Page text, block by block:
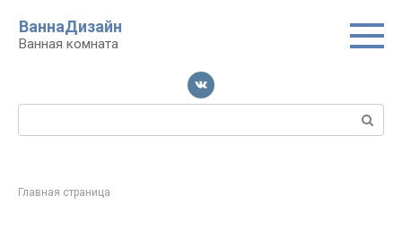
контенту
ВаннаДизайн
Ванная комната
Поиск:
Главная страница